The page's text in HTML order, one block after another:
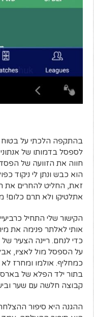
בהתקפה הלכתי על בטוח
לספסל בדמותו של
חווה את הזוועה של
הוא כבש ונתן לי ניקוד
זאת, החליט להחרים את
אתלטיקו ולא תרם כלום!
הקישור שלי התחיל
אותי לאלתר פנימה את
כדי לנחם. ריינה הצעיר
על הספסל מול לאציו,
כמחליף. אולמו ומחרז
בתור ילד הפלא של
קבוצה חלשה עם שער
ההגנה היא סיפור